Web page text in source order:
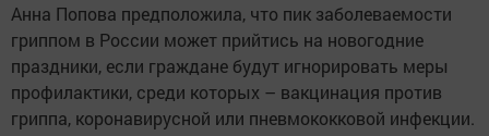
Анна Попова предположила, что пик заболеваемости
гриппом в России может прийтись на новогодние
праздники, если граждане будут игнорировать меры
профилактики, среди которых – вакцинация против
гриппа, коронавирусной или пневмококковой инфекции.